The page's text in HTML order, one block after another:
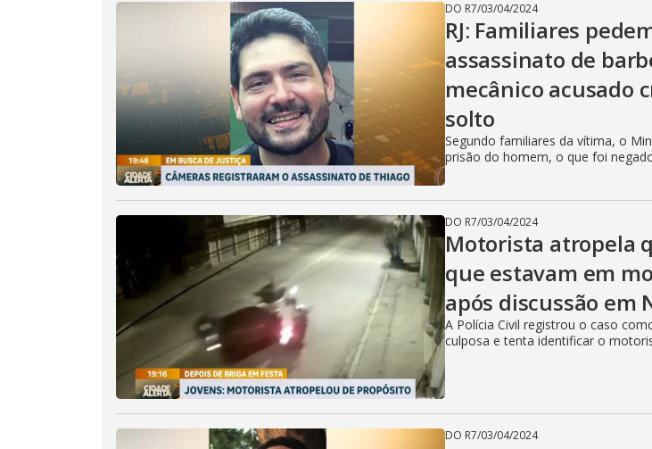
DO R7/03/04/2024
RJ: Familiares
assassinato de
mecânico acusado
solto
Segundo familiares da vítima, o
prisão do homem, o que foi
DO R7/03/04/2024
Motorista atropela
que estavam em
após discussão em
A Polícia Civil registrou o caso
culposa e tenta identificar o
DO R7/03/04/2024